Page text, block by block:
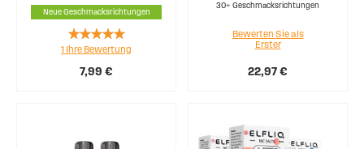
Neue Geschmacksrichtungen
7,99 €
Rating:
100%
1 Ihre Bewertung
30+ Geschmacksrichtungen
22,97 €
Bewerten Sie als
Erster